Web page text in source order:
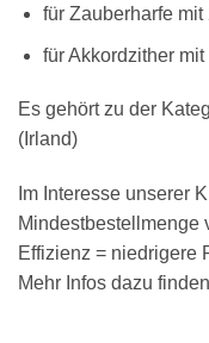
für Zauberharfe mit
für Akkordzither
Es gehört zu der
(Irland)
Im Interesse unserer
Mindestbestellmenge
Effizienz = niedrigere
Mehr Infos dazu